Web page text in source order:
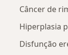
Câncer de
Hiperplasia
Disfunção